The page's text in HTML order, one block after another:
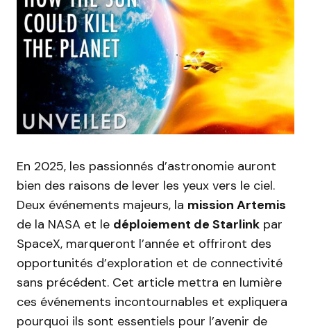
En 2025, les passionnés d’astronomie auront
bien des raisons de lever les yeux vers le ciel.
Deux événements majeurs, la mission Artemis
de la NASA et le déploiement de Starlink par
SpaceX, marqueront l’année et offriront des
opportunités d’exploration et de connectivité
sans précédent. Cet article mettra en lumière
ces événements incontournables et expliquera
pourquoi ils sont essentiels pour l’avenir de